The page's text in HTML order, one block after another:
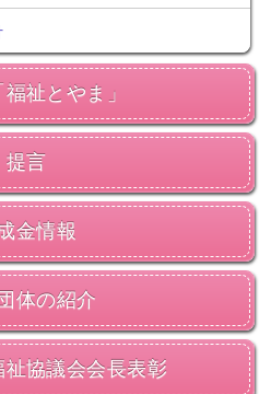
た。
祉とやま」
提言
金情報
体の紹介
協議会会長表彰